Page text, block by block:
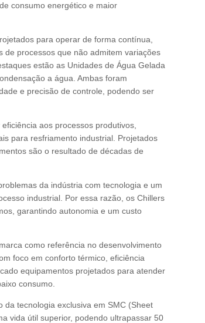
consumo energético e maior
para operar de forma contínua,
de processos que não admitem variações
estão as Unidades de Água Gelada
a água. Ambas foram
e precisão de controle, podendo ser
aos processos produtivos,
para resfriamento industrial. Projetados
são o resultado de décadas de
da indústria com tecnologia e um
industrial. Por essa razão, os Chillers
garantindo autonomia e um custo
como referência no desenvolvimento
foco em conforto térmico, eficiência
equipamentos projetados para atender
consumo.
da tecnologia exclusiva em SMC (Sheet
vida útil superior, podendo ultrapassar 50